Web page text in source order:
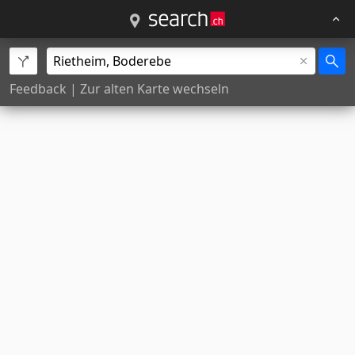
Feedback | Zur alten Karte wechseln